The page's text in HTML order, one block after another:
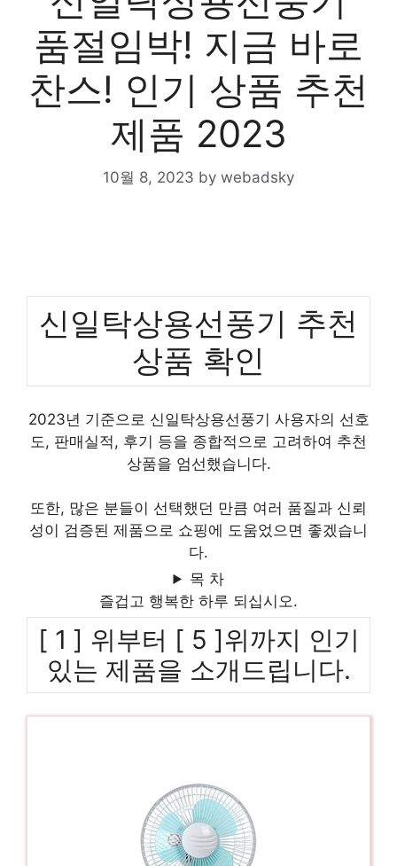
품절임박! 지금 바로
찬스! 인기 상품 추천
제품 2023
10월 8, 2023 by webadsky
신일탁상용선풍기 추천
상품 확인
2023년 기준으로 신일탁상용선풍기 사용자의 선호
도, 판매실적, 후기 등을 종합적으로 고려하여 추천
상품을 엄선했습니다.
또한, 많은 분들이 선택했던 만큼 여러 품질과 신뢰
성이 검증된 제품으로 쇼핑에 도움었으면 좋겠습니
다.
목 차
즐겁고 행복한 하루 되십시오.
[ 1 ] 위부터 [ 5 ]위까지 인기
있는 제품을 소개드립니다.